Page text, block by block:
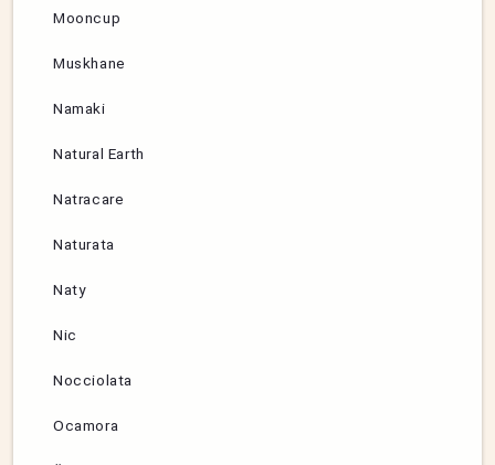
Mooncup
Muskhane
Namaki
Natural Earth
Natracare
Naturata
Naty
Nic
Nocciolata
Ocamora